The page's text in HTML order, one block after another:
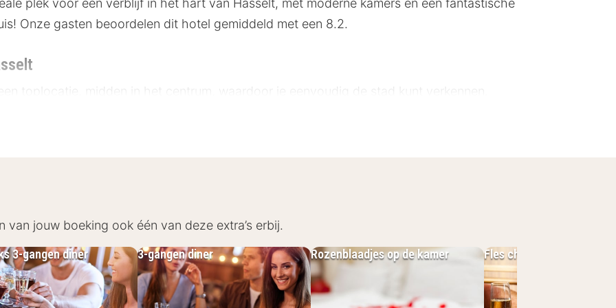
plek voor een verblijf in het hart van Hasselt, met moderne kamers en een fantastische
Onze gasten beoordelen dit hotel gemiddeld met een 8.2.
toplocatie, midden in het centrum, waardoor je eenvoudig de stad kunt verkennen.
op loopafstand:
Hasselt
voor een comfortabel verblijf. De kamers zijn modern ingericht met een flatscreen-tv en
De badkamers zijn uitgerust met een douche en haardroger voor je comfort.
jouw boeking ook één van deze extra’s erbij.
Fles champagne
3-gangen diner Rozenblaadjes op de kamer
3-gangen diner